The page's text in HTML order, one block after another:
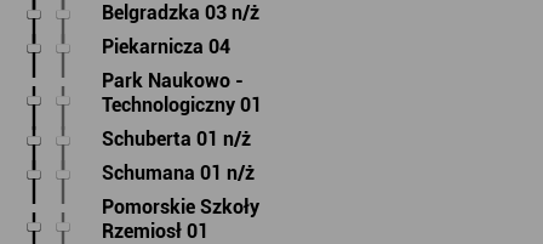
Belgradzka 03 n/ż
Piekarnicza 04
Park Naukowo -
Technologiczny 01
Schuberta 01 n/ż
Schumana 01 n/ż
Pomorskie Szkoły
Rzemiosł 01